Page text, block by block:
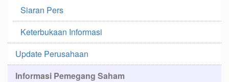
Siaran Pers
Keterbukaan Informasi
Update Perusahaan
Informasi Pemegang Saham